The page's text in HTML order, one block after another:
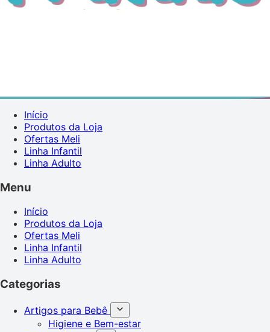
Início
Produtos da Loja
Ofertas Meli
Linha Infantil
Linha Adulto
Menu
Início
Produtos da Loja
Ofertas Meli
Linha Infantil
Linha Adulto
Categorias
Artigos para Bebê
Higiene e Bem-estar